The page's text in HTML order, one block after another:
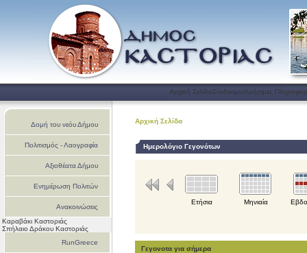
Αρχική ΣελίδαΣύνδεσμοιΧρήσιμες
Δομή του νεόυ Δήμου
Πολιτισμός - Λαογραφία
Αξιοθέατα Δήμου
Ενημέρωση Πολιτών
Ανακοινώσεις
Καραβάκι Καστοριάς
Σπήλαιο Δράκου Καστοριάς
RunGreece
Αρχική Σελίδα
Ημερολόγιο Γεγονότων
Ετήσια Μηνιαία
Γεγονοτα για σήμερα